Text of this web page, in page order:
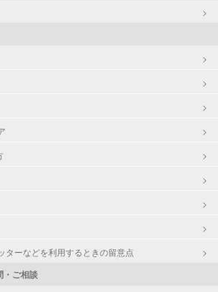
ターなどを利用するときの留意点
・ご相談